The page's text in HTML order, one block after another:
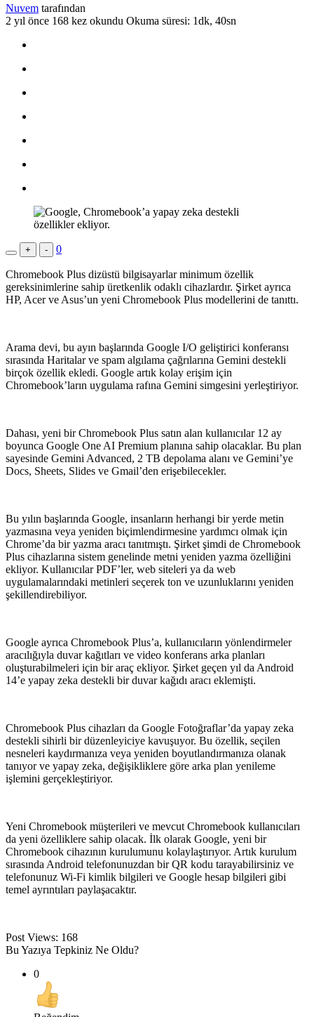
Nuvem tarafından
2 yıl önce 168 kez okundu Okuma süresi: 1dk, 40sn
+ - 0
Chromebook Plus dizüstü bilgisayarlar minimum özellik
gereksinimlerine sahip üretkenlik odaklı cihazlardır. Şirket ayrıca
HP, Acer ve Asus’un yeni Chromebook Plus modellerini de tanıttı.
Arama devi, bu ayın başlarında Google I/O geliştirici konferansı
sırasında Haritalar ve spam algılama çağrılarına Gemini destekli
birçok özellik ekledi. Google artık kolay erişim için
Chromebook’ların uygulama rafına Gemini simgesini yerleştiriyor.
Dahası, yeni bir Chromebook Plus satın alan kullanıcılar 12 ay
boyunca Google One AI Premium planına sahip olacaklar. Bu plan
sayesinde Gemini Advanced, 2 TB depolama alanı ve Gemini’ye
Docs, Sheets, Slides ve Gmail’den erişebilecekler.
Bu yılın başlarında Google, insanların herhangi bir yerde metin
yazmasına veya yeniden biçimlendirmesine yardımcı olmak için
Chrome’da bir yazma aracı tanıtmıştı. Şirket şimdi de Chromebook
Plus cihazlarına sistem genelinde metni yeniden yazma özelliğini
ekliyor. Kullanıcılar PDF’ler, web siteleri ya da web
uygulamalarındaki metinleri seçerek ton ve uzunluklarını yeniden
şekillendirebiliyor.
Google ayrıca Chromebook Plus’a, kullanıcıların yönlendirmeler
aracılığıyla duvar kağıtları ve video konferans arka planları
oluşturabilmeleri için bir araç ekliyor. Şirket geçen yıl da Android
14’e yapay zeka destekli bir duvar kağıdı aracı eklemişti.
Chromebook Plus cihazları da Google Fotoğraflar’da yapay zeka
destekli sihirli bir düzenleyiciye kavuşuyor. Bu özellik, seçilen
nesneleri kaydırmanıza veya yeniden boyutlandırmanıza olanak
tanıyor ve yapay zeka, değişikliklere göre arka plan yenileme
işlemini gerçekleştiriyor.
Yeni Chromebook müşterileri ve mevcut Chromebook kullanıcıları
da yeni özelliklere sahip olacak. İlk olarak Google, yeni bir
Chromebook cihazının kurulumunu kolaylaştırıyor. Artık kurulum
sırasında Android telefonunuzdan bir QR kodu tarayabilirsiniz ve
telefonunuz Wi-Fi kimlik bilgileri ve Google hesap bilgileri gibi
temel ayrıntıları paylaşacaktır.
Post Views: 168
Bu Yazıya Tepkiniz Ne Oldu?
0